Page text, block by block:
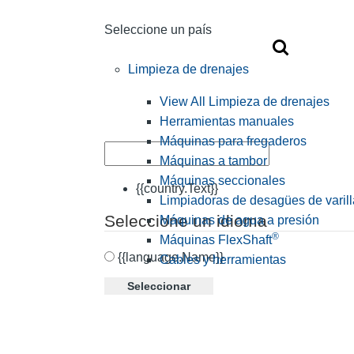
Seleccione un país
{{country.Text}}
Seleccione un idioma
{{language.Name}}
Seleccionar
Limpieza de drenajes
View All Limpieza de drenajes
Herramientas manuales
Máquinas para fregaderos
Máquinas a tambor
Máquinas seccionales
Limpiadoras de desagües de
Máquinas de agua a presión
Máquinas FlexShaft®
Cables y herramientas